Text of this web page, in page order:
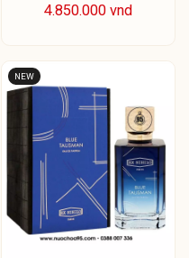
4.850.000 vnd
NEW